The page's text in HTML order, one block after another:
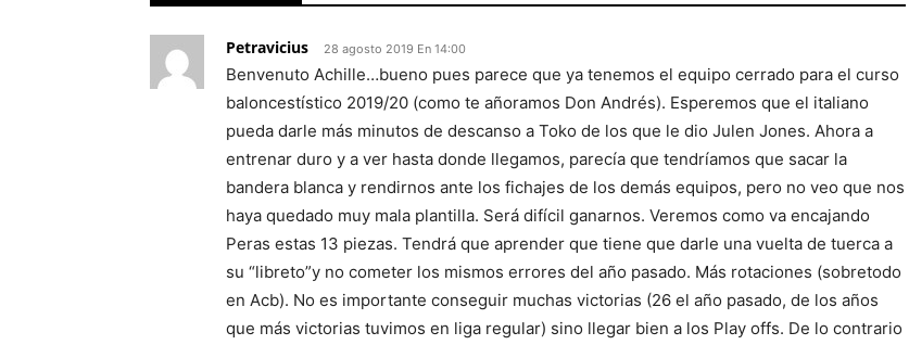
Petravicius 28 agosto 2019 En 14:00
Benvenuto Achille…bueno pues parece que ya tenemos el equipo cerrado para el curso
baloncestístico 2019/20 (como te añoramos Don Andrés). Esperemos que el italiano
pueda darle más minutos de descanso a Toko de los que le dio Julen Jones. Ahora a
entrenar duro y a ver hasta donde llegamos, parecía que tendríamos que sacar la
bandera blanca y rendirnos ante los fichajes de los demás equipos, pero no veo que nos
haya quedado muy mala plantilla. Será difícil ganarnos. Veremos como va encajando
Peras estas 13 piezas. Tendrá que aprender que tiene que darle una vuelta de tuerca a
su “libreto”y no cometer los mismos errores del año pasado. Más rotaciones (sobretodo
en Acb). No es importante conseguir muchas victorias (26 el año pasado, de los años
que más victorias tuvimos en liga regular) sino llegar bien a los Play offs. De lo contrario